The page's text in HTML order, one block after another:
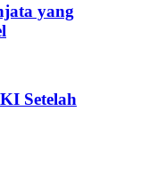
yang
Setelah